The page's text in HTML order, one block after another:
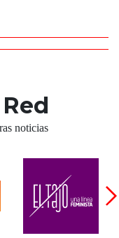
noticias